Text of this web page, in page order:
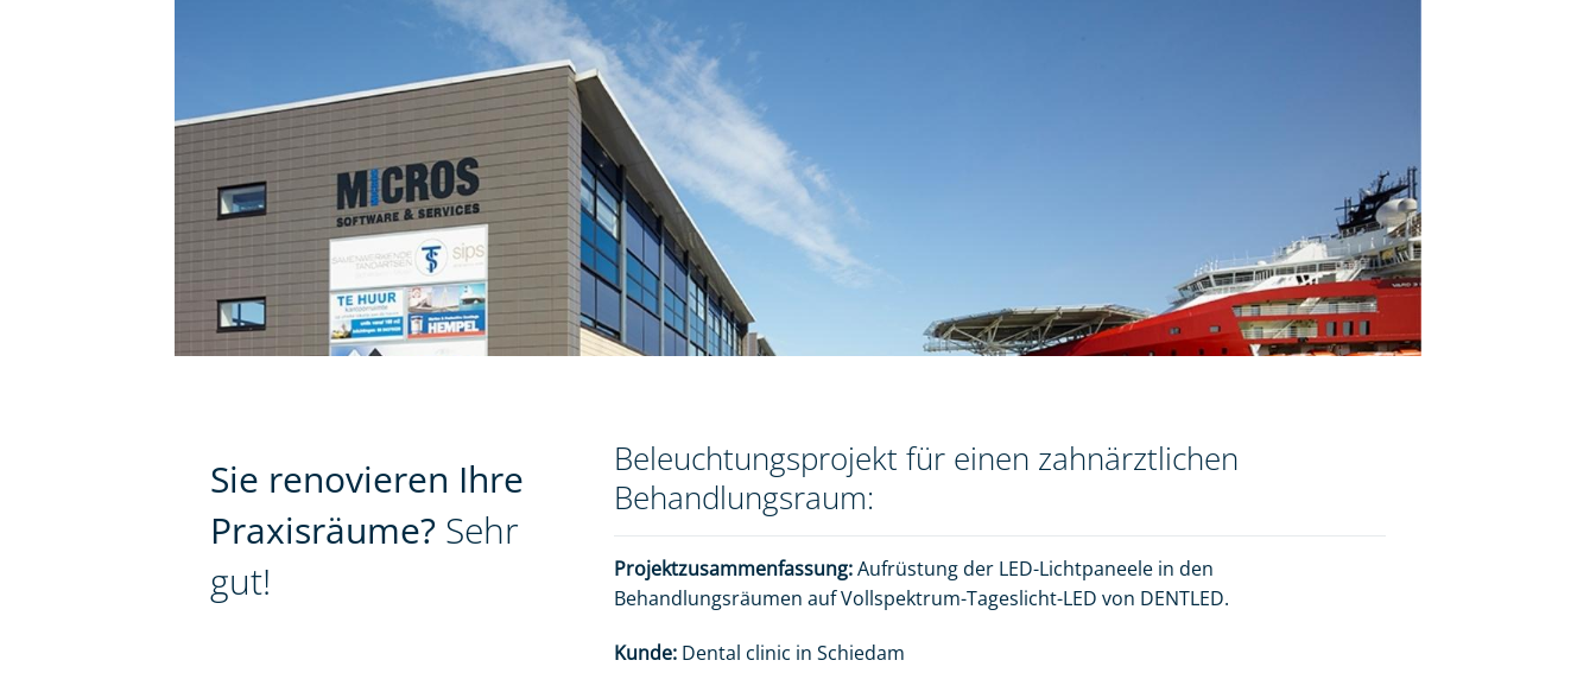
Sie renovieren Ihre
Praxisräume? Sehr
gut!
Beleuchtungsprojekt für einen zahnärztlichen
Behandlungsraum:
Projektzusammenfassung:Aufrüstung der LED-Lichtpaneele in den
Behandlungsräumen auf Vollspektrum-Tageslicht-LED von DENTLED.
Kunde: Dental clinic in Schiedam